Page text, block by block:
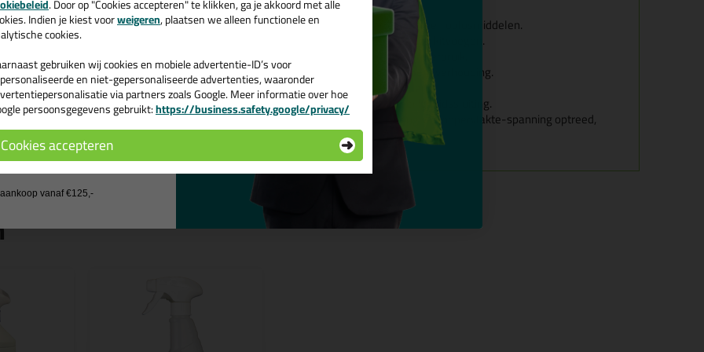
PH-Neutraal, biologisch afbreekbaar, bevat geen oplosmiddelen.
Vereenvoudigd het glad en strak afwerken van kitvoegen.
Hoog vermengbaar, waardoor economisch in verbruik.
Laat geen strepen of vlekken na, bij juiste mengverhouding.
Geurloos en niet agressief voor ondergronden.
UN goedgekeurde jerrycan voorzien van veiligheidssluiting.
Vrij van silicone, waardoor geen verandering van oppervlakte-spanning optreed,
i.v.m. overschilderen.
. Door op "Cookies accepteren" te klikken, ga je akkoord met alle
Indien je kiest voorweigeren, plaatsen we alleen functionele en
cookies.
gebruiken wij cookies en mobiele advertentie-ID’s voor
en niet-gepersonaliseerde advertenties, waaronder
via partners zoals Google. Meer informatie over hoe
persoonsgegevens gebruikt:https://business.safety.google/privacy/
Cookies accepteren
€35,-bij je eerste bestelling!
de actiecode ›
geen cadeau
vanaf €125,-